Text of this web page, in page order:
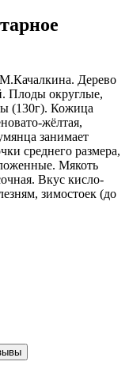
Дерево
Плоды округлые,
(130г). Кожица
жёлтая,
занимает
среднего размера,
Мякоть
Вкус кисло-
зимостоек (до